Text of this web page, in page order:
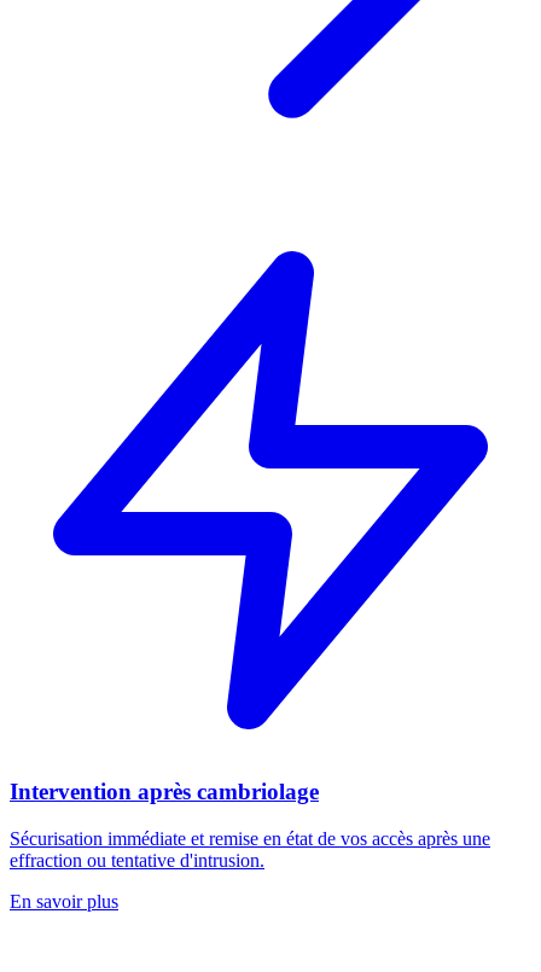
Intervention après cambriolage
Sécurisation immédiate et remise en état de vos accès après une
effraction ou tentative d'intrusion.
En savoir plus